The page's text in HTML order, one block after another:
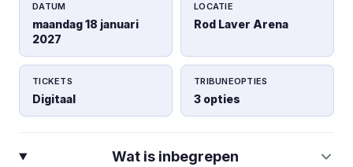
DATUM
maandag 18 januari
2027
LOCATIE
Rod Laver Arena
TICKETS
Digitaal
TRIBUNEOPTIES
3 opties
Wat is inbegrepen